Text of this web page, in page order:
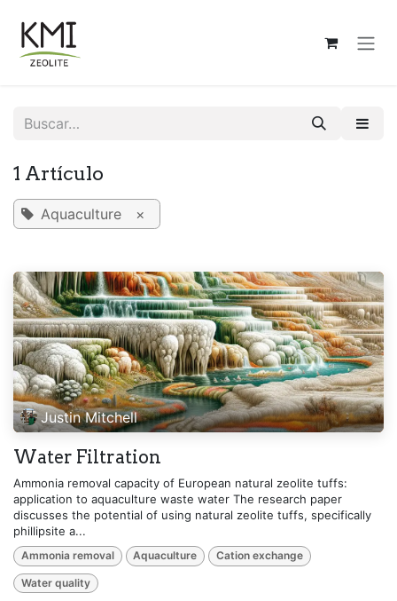
1 Artículo
Aquaculture ×
Justin Mitchell
Water Filtration
Ammonia removal capacity of European natural zeolite tuffs:
application to aquaculture waste water The research paper
discusses the potential of using natural zeolite tuffs, specifically
phillipsite a...
Ammonia removal Aquaculture Cation exchange
Water quality